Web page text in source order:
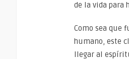
de la vida para
Como sea que
humano, este
llegar al